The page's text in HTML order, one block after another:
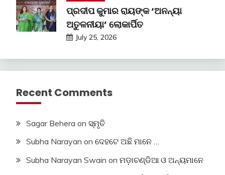
ପ୍ରଦୀପ କୁମାର ରାୟଙ୍କ ‘ଅନନ୍ୟା
ଅତୁଳନୀୟା’ ଲୋକାର୍ପିତ
July 25, 2026
Recent Comments
Sagar Behera on ସ୍ମୃତି
Subha Narayan on ଦେହଟେ ଅଛି ମାନେ …
Subha Narayan Swain on ମଡ଼ାଚଣ୍ଡିଆ ଓ ଅନ୍ୟମାନେ